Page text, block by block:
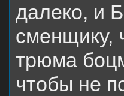
далеко, и
сменщику,
трюма
чтобы не